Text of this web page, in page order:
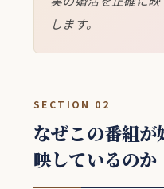
します。
SECTION 02
なぜこの番組
映しているのか